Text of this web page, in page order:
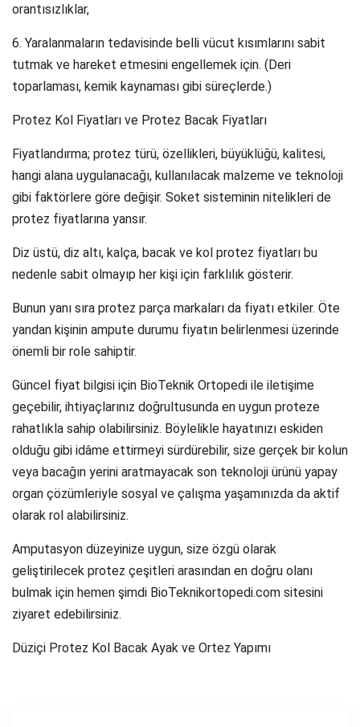
orantısızlıklar,
6. Yaralanmaların tedavisinde belli vücut kısımlarını sabit
tutmak ve hareket etmesini engellemek için. (Deri
toparlaması, kemik kaynaması gibi süreçlerde.)
Protez Kol Fiyatları ve Protez Bacak Fiyatları
Fiyatlandırma; protez türü, özellikleri, büyüklüğü, kalitesi,
hangi alana uygulanacağı, kullanılacak malzeme ve teknoloji
gibi faktörlere göre değişir. Soket sisteminin nitelikleri de
protez fiyatlarına yansır.
Diz üstü, diz altı, kalça, bacak ve kol protez fiyatları bu
nedenle sabit olmayıp her kişi için farklılık gösterir.
Bunun yanı sıra protez parça markaları da fiyatı etkiler. Öte
yandan kişinin ampute durumu fiyatın belirlenmesi üzerinde
önemli bir role sahiptir.
Güncel fiyat bilgisi için BioTeknik Ortopedi ile iletişime
geçebilir, ihtiyaçlarınız doğrultusunda en uygun proteze
rahatlıkla sahip olabilirsiniz. Böylelikle hayatınızı eskiden
olduğu gibi idâme ettirmeyi sürdürebilir, size gerçek bir kolun
veya bacağın yerini aratmayacak son teknoloji ürünü yapay
organ çözümleriyle sosyal ve çalışma yaşamınızda da aktif
olarak rol alabilirsiniz.
Amputasyon düzeyinize uygun, size özgü olarak
geliştirilecek protez çeşitleri arasından en doğru olanı
bulmak için hemen şimdi BioTeknikortopedi.com sitesini
ziyaret edebilirsiniz.
Düziçi Protez Kol Bacak Ayak ve Ortez Yapımı